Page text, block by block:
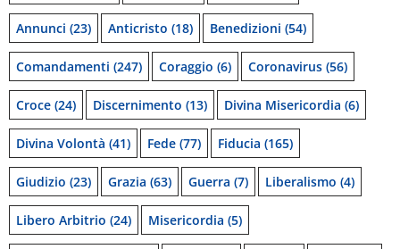
Annunci (23) Anticristo (18) Benedizioni (54)
Comandamenti (247) Coraggio (6) Coronavirus (56)
Croce (24) Discernimento (13) Divina Misericordia (6)
Divina Volontà (41) Fede (77) Fiducia (165)
Giudizio (23) Grazia (63) Guerra (7) Liberalismo (4)
Libero Arbitrio (24) Misericordia (5)